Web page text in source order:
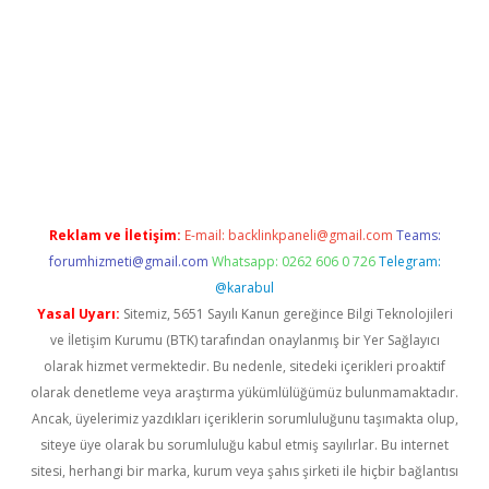
Reklam ve İletişim: E-mail: backlinkpaneli@gmail.com Teams:
forumhizmeti@gmail.com Whatsapp: 0262 606 0 726 Telegram:
@karabul
Yasal Uyarı: Sitemiz, 5651 Sayılı Kanun gereğince Bilgi Teknolojileri
ve İletişim Kurumu (BTK) tarafından onaylanmış bir Yer Sağlayıcı
olarak hizmet vermektedir. Bu nedenle, sitedeki içerikleri proaktif
olarak denetleme veya araştırma yükümlülüğümüz bulunmamaktadır.
Ancak, üyelerimiz yazdıkları içeriklerin sorumluluğunu taşımakta olup,
siteye üye olarak bu sorumluluğu kabul etmiş sayılırlar. Bu internet
sitesi, herhangi bir marka, kurum veya şahıs şirketi ile hiçbir bağlantısı